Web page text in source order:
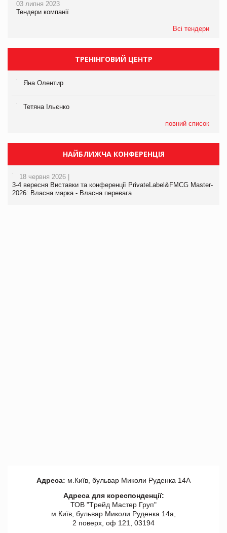
03 липня 2023
Тендери компанії
Всі тендери
ТРЕНІНГОВИЙ ЦЕНТР
Яна Олентир
Тетяна Ільєнко
повний список
НАЙБЛИЖЧА КОНФЕРЕНЦІЯ
18 червня 2026 |
3-4 вересня Виставки та конференції PrivateLabel&FMCG Master-
2026: Власна марка - Власна перевага
Адреса: м.Київ, бульвар Миколи Руденка 14А
Адреса для кореспонденції:
ТОВ "Tрейд Мастер Груп"
м.Київ, бульвар Миколи Руденка 14а,
2 поверх, оф 121, 03194